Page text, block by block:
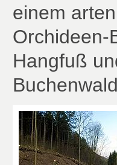
einem
Orchideen-
Hangfuß